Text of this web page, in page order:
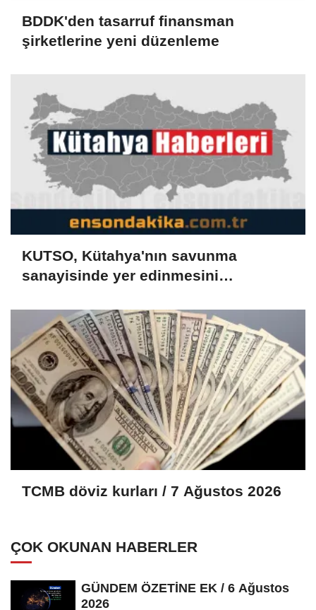
BDDK'den tasarruf finansman
şirketlerine yeni düzenleme
KUTSO, Kütahya'nın savunma
sanayisinde yer edinmesini
TCMB döviz kurları / 7 Ağustos 2026
ÇOK OKUNAN HABERLER
GÜNDEM ÖZETİNE EK / 6 Ağustos
2026